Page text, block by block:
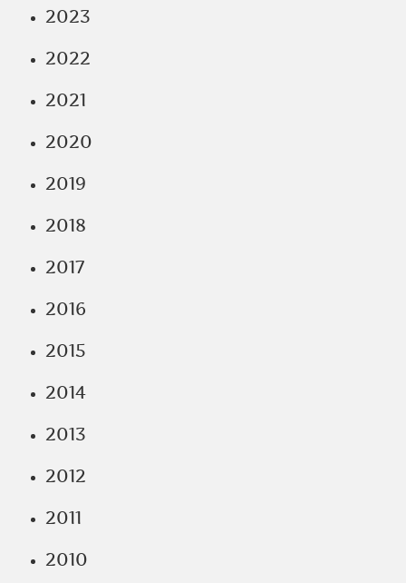
2023
2022
2021
2020
2019
2018
2017
2016
2015
2014
2013
2012
2011
2010